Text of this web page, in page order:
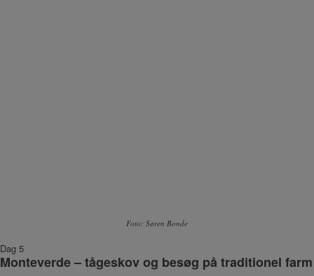
Foto: Søren Bonde
Dag 5
Monteverde – tågeskov og besøg på traditionel farm